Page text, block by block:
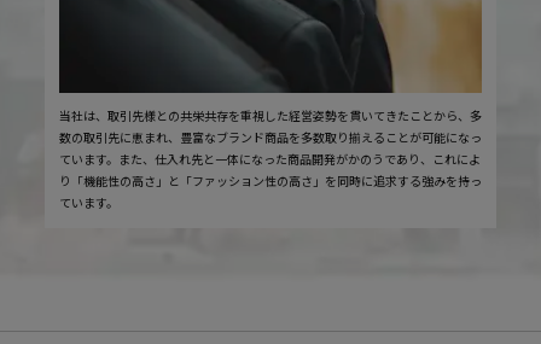
当社は、取引先様との共栄共存を重視した経営姿勢を貫いてきたことから、多
数の取引先に恵まれ、豊富なブランド商品を多数取り揃えることが可能になっ
ています。また、仕入れ先と一体になった商品開発がかのうであり、これによ
り「機能性の高さ」と「ファッション性の高さ」を同時に追求する強みを持っ
ています。